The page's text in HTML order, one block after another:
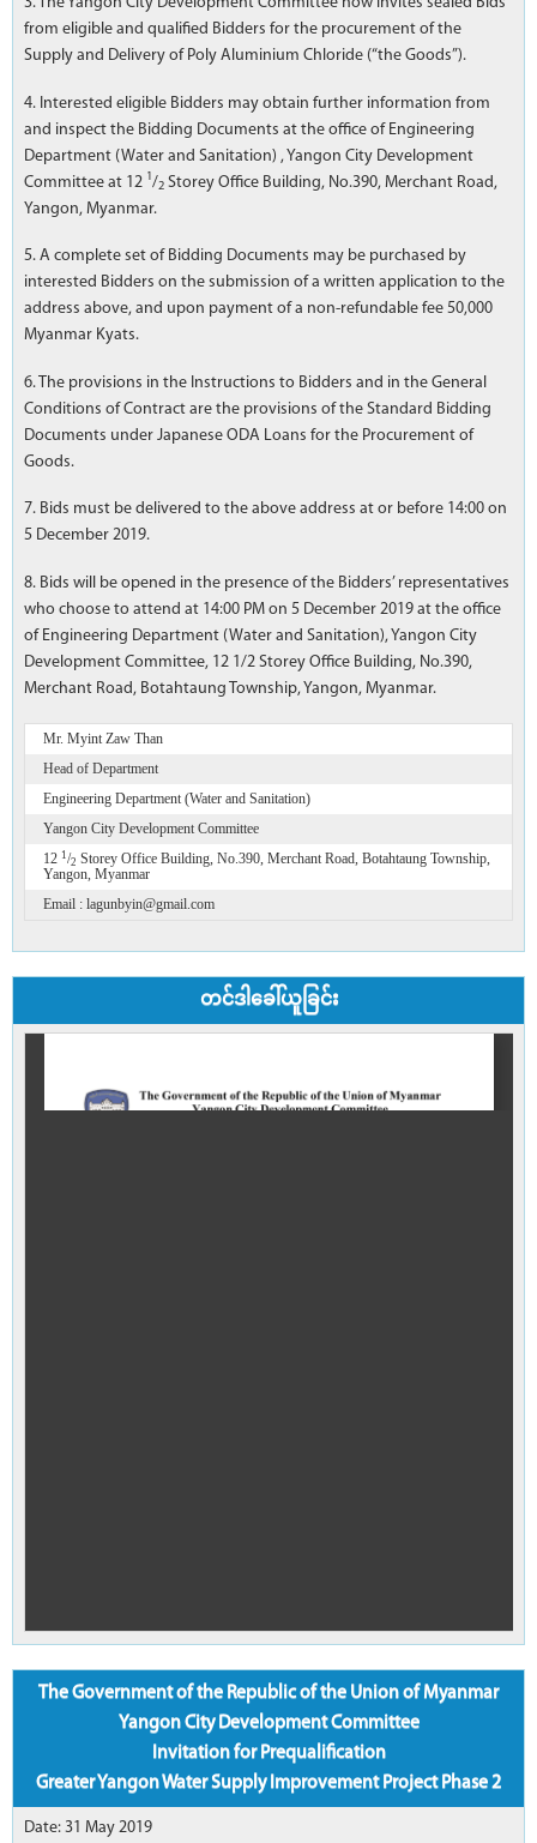
from eligible and qualified Bidders for the procurement of the
Supply and Delivery of Poly Aluminium Chloride (“the Goods”).
4. Interested eligible Bidders may obtain further information from
and inspect the Bidding Documents at the office of Engineering
Department (Water and Sanitation) , Yangon City Development
Committee at 12 1/2Storey Office Building, No.390, Merchant Road,
Yangon, Myanmar.
5. A complete set of Bidding Documents may be purchased by
interested Bidders on the submission of a written application to the
address above, and upon payment of a non-refundable fee 50,000
Myanmar Kyats.
6. The provisions in the Instructions to Bidders and in the General
Conditions of Contract are the provisions of the Standard Bidding
Documents under Japanese ODA Loans for the Procurement of
Goods.
7. Bids must be delivered to the above address at or before 14:00 on
5 December 2019.
8. Bids will be opened in the presence of the Bidders’ representatives
who choose to attend at 14:00 PM on 5 December 2019 at the office
of Engineering Department (Water and Sanitation), Yangon City
Development Committee, 12 1/2 Storey Office Building, No.390,
Merchant Road, Botahtaung Township, Yangon, Myanmar.
Mr. Myint Zaw Than
Head of Department
Engineering Department (Water and Sanitation)
Yangon City Development Committee
12 1 /2 Storey Office Building, No.390, Merchant Road, Botahtaung Township,
Yangon, Myanmar
Email : lagunbyin@gmail.com
တင်ဒါခေါ်ယူခြင်း
The Government of the Republic of the Union of Myanmar
Yangon City Development Committee
Invitation for Prequalification
Greater Yangon Water Supply Improvement Project Phase 2
Date: 31 May 2019